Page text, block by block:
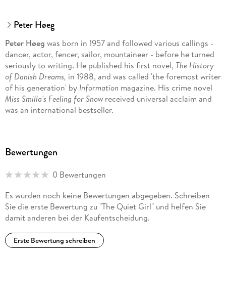
Peter Høeg
Peter Høeg was born in 1957 and followed various callings -
dancer, actor, fencer, sailor, mountaineer - before he turned
seriously to writing. He published his first novel, The History
of Danish Dreams, in 1988, and was called 'the foremost writer
of his generation' by Information magazine. His crime novel
Miss Smilla's Feeling for Snowreceived universal acclaim and
was an international bestseller.
Bewertungen
0 Bewertungen
Es wurden noch keine Bewertungen abgegeben. Schreiben
Sie die erste Bewertung zu "The Quiet Girl" und helfen Sie
damit anderen bei der Kaufentscheidung.
Erste Bewertung schreiben